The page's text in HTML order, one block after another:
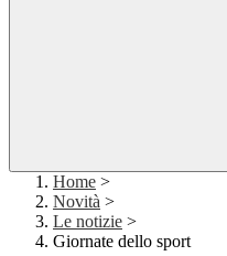
Home >
Novità >
Le notizie >
Giornate dello sport